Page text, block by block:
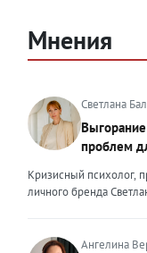
Мнения
Светлана
проблем
Кризисный психолог,
личного бренда
проблемой, однако
Ангелина